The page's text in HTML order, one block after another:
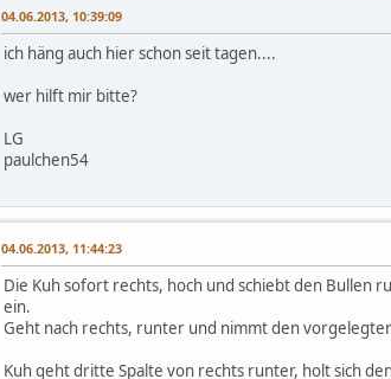
04.06.2013, 10:39:09
ich häng auch hier schon seit tagen....
wer hilft mir bitte?
LG
paulchen54
04.06.2013, 11:44:23
Die Kuh sofort rechts, hoch und schiebt den Bullen
ein.
Geht nach rechts, runter und nimmt den
Kuh geht dritte Spalte von rechts runter, holt sich